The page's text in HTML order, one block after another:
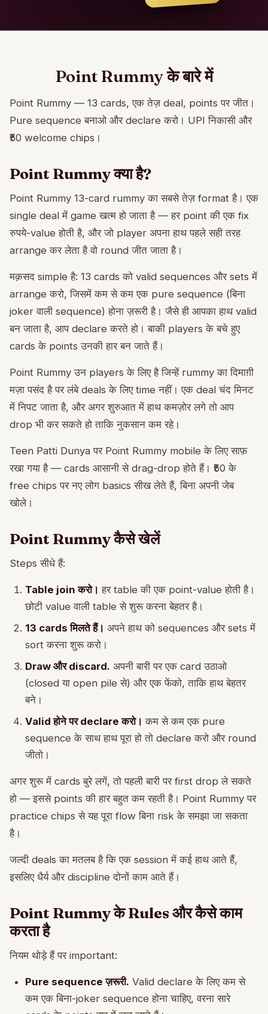
Point Rummy के बारे में
Point Rummy — 13 cards, एक तेज़ deal, points पर जीत।
Pure sequence बनाओ और declare करो। UPI निकासी और
₹50 welcome chips।
Point Rummy क्या है?
Point Rummy 13-card rummy का सबसे तेज़ format है। एक
single deal में game खत्म हो जाता है — हर point की एक fix
रुपये-value होती है, और जो player अपना हाथ पहले सही तरह
arrange कर लेता है वो round जीत जाता है।
मक़सद simple है: 13 cards को valid sequences और sets में
arrange करो, जिसमें कम से कम एक pure sequence (बिना
joker वाली sequence) होना ज़रूरी है। जैसे ही आपका हाथ valid
बन जाता है, आप declare करते हो। बाकी players के बचे हुए
cards के points उनकी हार बन जाते हैं।
Point Rummy उन players के लिए है जिन्हें rummy का दिमाग़ी
मज़ा पसंद है पर लंबे deals के लिए time नहीं। एक deal चंद मिनट
में निपट जाता है, और अगर शुरुआत में हाथ कमज़ोर लगे तो आप
drop भी कर सकते हो ताकि नुकसान कम रहे।
Teen Patti Dunya पर Point Rummy mobile के लिए साफ़
रखा गया है — cards आसानी से drag-drop होते हैं। ₹50 के
free chips पर नए लोग basics सीख लेते हैं, बिना अपनी जेब
खोले।
Point Rummy कैसे खेलें
Steps सीधे हैं:
Table join करो। हर table की एक point-value होती है।
छोटी value वाली table से शुरू करना बेहतर है।
13 cards मिलते हैं। अपने हाथ को sequences और sets में
sort करना शुरू करो।
Draw और discard. अपनी बारी पर एक card उठाओ
(closed या open pile से) और एक फेंको, ताकि हाथ बेहतर
बने।
Valid होने पर declare करो। कम से कम एक pure
sequence के साथ हाथ पूरा हो तो declare करो और round
जीतो।
अगर शुरू में cards बुरे लगें, तो पहली बारी पर first drop ले सकते
हो — इससे points की हार बहुत कम रहती है। Point Rummy पर
practice chips से यह पूरा flow बिना risk के समझा जा सकता
है।
जल्दी deals का मतलब है कि एक session में कई हाथ आते हैं,
इसलिए धैर्य और discipline दोनों काम आते हैं।
Point Rummy के Rules और कैसे काम
करता है
नियम थोड़े हैं पर important:
Pure sequence ज़रूरी. Valid declare के लिए कम से
कम एक बिना-joker sequence होना चाहिए, वरना सारे